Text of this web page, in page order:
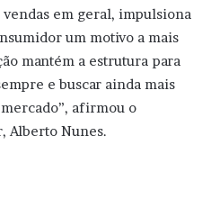
em geral, impulsiona
um motivo a mais
mantém a estrutura para
e buscar ainda mais
afirmou o
Alberto Nunes.